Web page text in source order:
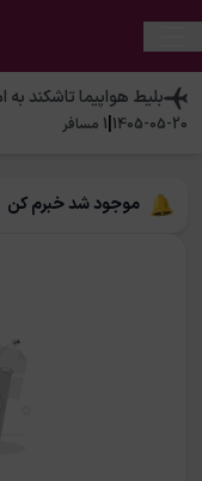
بلیط هواپیماتاشکند به
1405-05-20
|
1 مسافر
موجود شد خبرم کن